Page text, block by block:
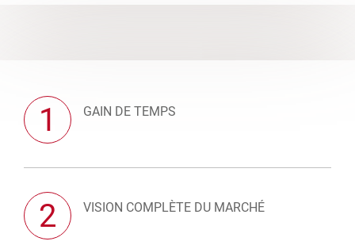
1 GAIN DE TEMPS
2 VISION COMPLÈTE DU MARCHÉ